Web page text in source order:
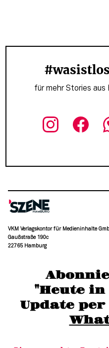
"Heute
für mehr Stories aus
VKM Verlagskontor für Medieninhalte
Gaußstraße 190c
22765 Hamburg
moc.grubmah-enezs@ofni